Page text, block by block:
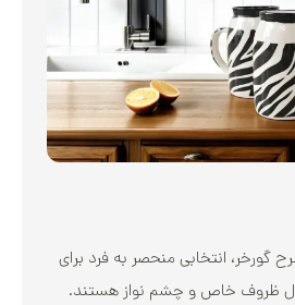
منحصر به فرد برای
و چشم نواز هستند.